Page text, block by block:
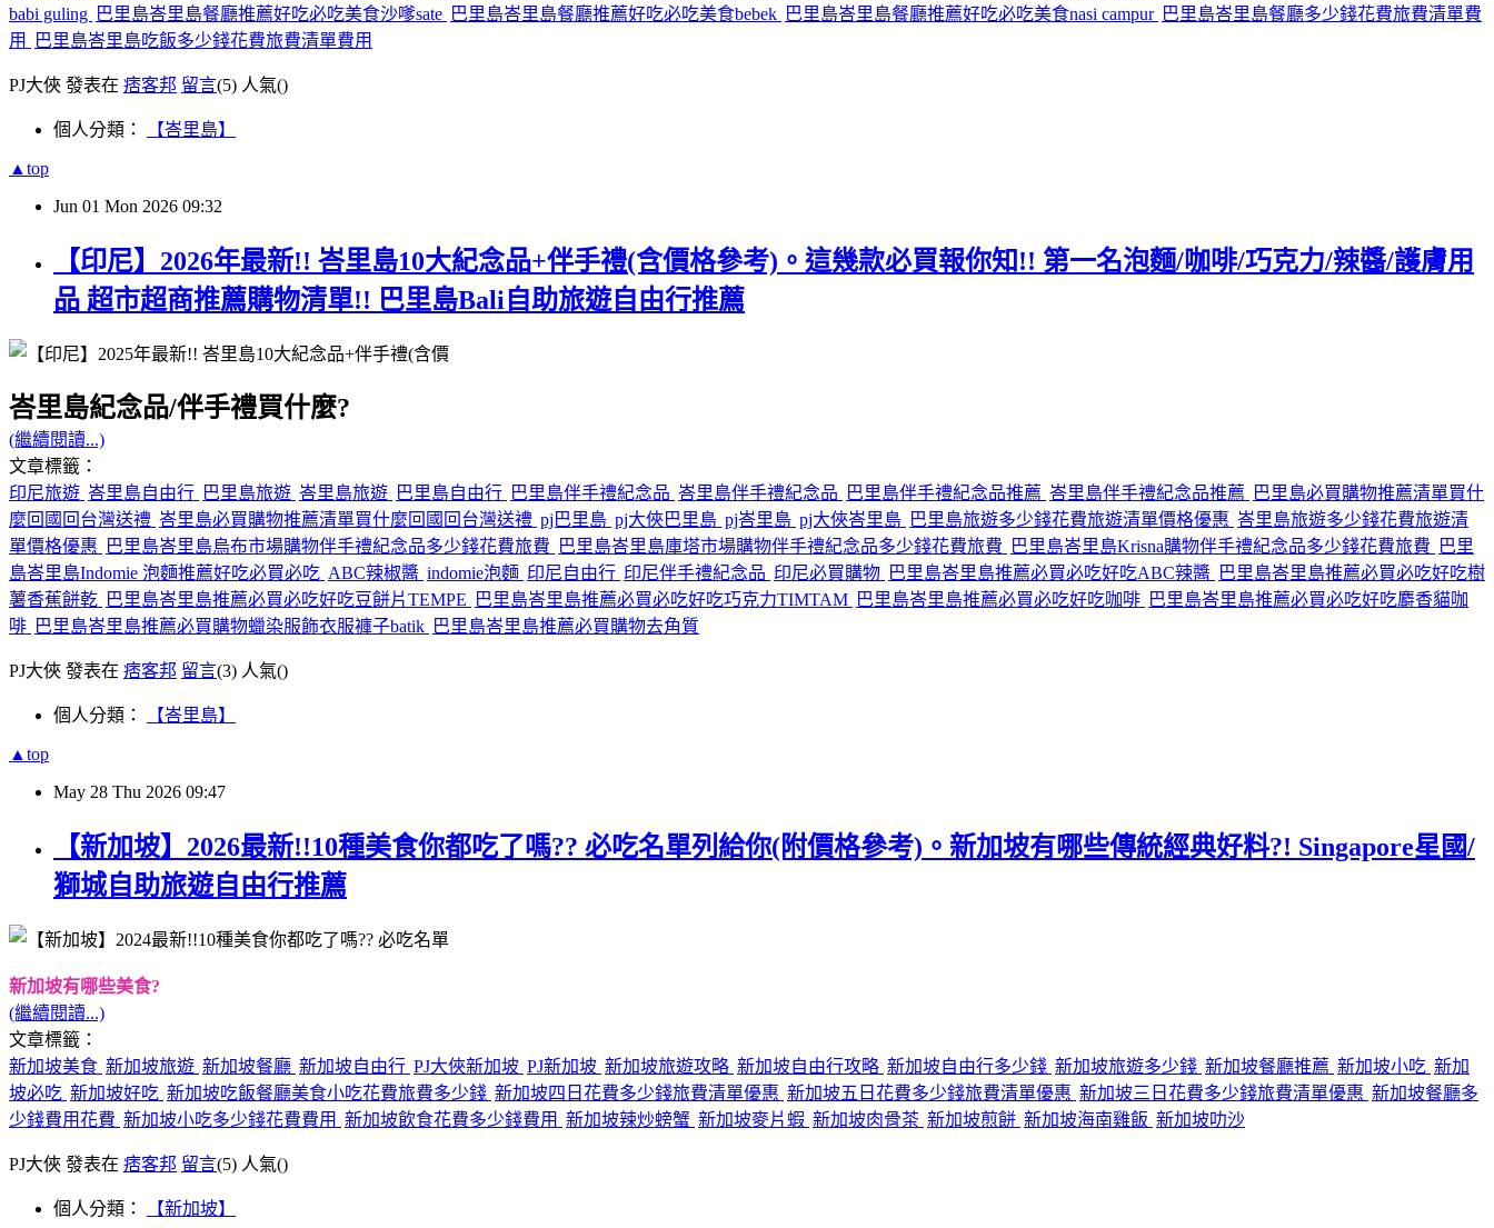
babi guling 巴里島峇里島餐廳推薦好吃必吃美食沙嗲sate 巴里島峇里島餐廳推薦好吃必吃美食bebek 巴里島峇里島餐廳推薦好吃必吃美食nasi campur 巴里島峇里島餐廳多少錢花費旅費清單費
用
巴里島峇里島吃飯多少錢花費旅費清單費用
PJ大俠 發表在 痞客邦 留言(5) 人氣()
個人分類： 【峇里島】
▲top
Jun 01 Mon 2026 09:32
【印尼】2026年最新!! 峇里島10大紀念品+伴手禮(含價格參考)。這幾款必買報你知!! 第一名泡麵/咖啡/巧克力/辣醬/護膚用
品 超市超商推薦購物清單!! 巴里島Bali自助旅遊自由行推薦
峇里島紀念品/伴手禮買什麼?
(繼續閱讀...)
文章標籤：
印尼旅遊 峇里島自由行 巴里島旅遊 峇里島旅遊 巴里島自由行 巴里島伴手禮紀念品 峇里島伴手禮紀念品 巴里島伴手禮紀念品推薦 峇里島伴手禮紀念品推薦
巴里島必買購物推薦清單買什
麼回國回台灣送禮 峇里島必買購物推薦清單買什麼回國回台灣送禮 pj巴里島 pj大俠巴里島 pj峇里島 pj大俠峇里島 巴里島旅遊多少錢花費旅遊清單價格優惠 峇里島旅遊多少錢花費旅遊清
單價格優惠
巴里島峇里島烏布市場購物伴手禮紀念品多少錢花費旅費 巴里島峇里島庫塔市場購物伴手禮紀念品多少錢花費旅費 巴里島峇里島Krisna購物伴手禮紀念品多少錢花費旅費
巴里
島峇里島Indomie 泡麵推薦好吃必買必吃 ABC辣椒醬 indomie泡麵 印尼自由行 印尼伴手禮紀念品 印尼必買購物 巴里島峇里島推薦必買必吃好吃ABC辣醬 巴里島峇里島推薦必買必吃好吃樹
薯香蕉餅乾 巴里島峇里島推薦必買必吃好吃豆餅片TEMPE 巴里島峇里島推薦必買必吃好吃巧克力TIMTAM 巴里島峇里島推薦必買必吃好吃咖啡 巴里島峇里島推薦必買必吃好吃麝香貓咖
啡 巴里島峇里島推薦必買購物蠟染服飾衣服褲子batik 巴里島峇里島推薦必買購物去角質
PJ大俠 發表在 痞客邦 留言(3) 人氣()
個人分類： 【峇里島】
▲top
May 28 Thu 2026 09:47
【新加坡】2026最新!!10種美食你都吃了嗎?? 必吃名單列給你(附價格參考)。新加坡有哪些傳統經典好料?! Singapore星國/
獅城自助旅遊自由行推薦
新加坡有哪些美食?
(繼續閱讀...)
文章標籤：
新加坡美食 新加坡旅遊 新加坡餐廳 新加坡自由行 PJ大俠新加坡 PJ新加坡 新加坡旅遊攻略 新加坡自由行攻略 新加坡自由行多少錢 新加坡旅遊多少錢 新加坡餐廳推薦 新加坡小吃 新加
坡必吃 新加坡好吃 新加坡吃飯餐廳美食小吃花費旅費多少錢 新加坡四日花費多少錢旅費清單優惠 新加坡五日花費多少錢旅費清單優惠 新加坡三日花費多少錢旅費清單優惠 新加坡餐廳多
少錢費用花費 新加坡小吃多少錢花費費用 新加坡飲食花費多少錢費用 新加坡辣炒螃蟹 新加坡麥片蝦 新加坡肉骨茶 新加坡煎餅 新加坡海南雞飯 新加坡叻沙
PJ大俠 發表在 痞客邦 留言(5) 人氣()
個人分類： 【新加坡】